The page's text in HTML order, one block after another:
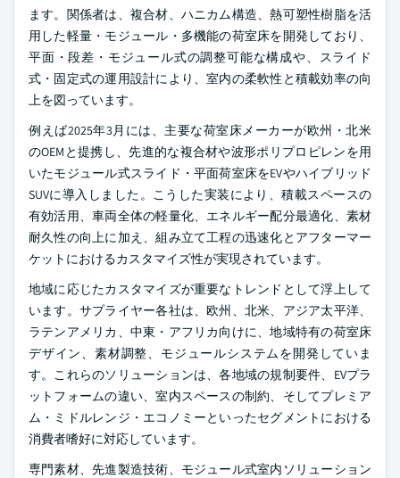
ます。関係者は、複合材、ハニカム構造、熱可塑性樹脂を活
用した軽量・モジュール・多機能の荷室床を開発しており、
平面・段差・モジュール式の調整可能な構成や、スライド
式・固定式の運用設計により、室内の柔軟性と積載効率の向
上を図っています。
例えば2025年3月には、主要な荷室床メーカーが欧州・北米
のOEMと提携し、先進的な複合材や波形ポリプロピレンを用
いたモジュール式スライド・平面荷室床をEVやハイブリッド
SUVに導入しました。こうした実装により、積載スペースの
有効活用、車両全体の軽量化、エネルギー配分最適化、素材
耐久性の向上に加え、組み立て工程の迅速化とアフターマー
ケットにおけるカスタマイズ性が実現されています。
地域に応じたカスタマイズが重要なトレンドとして浮上して
います。サプライヤー各社は、欧州、北米、アジア太平洋、
ラテンアメリカ、中東・アフリカ向けに、地域特有の荷室床
デザイン、素材調整、モジュールシステムを開発していま
す。これらのソリューションは、各地域の規制要件、EVプラ
ットフォームの違い、室内スペースの制約、そしてプレミア
ム・ミドルレンジ・エコノミーといったセグメントにおける
消費者嗜好に対応しています。
専門素材、先進製造技術、モジュール式室内ソリューション